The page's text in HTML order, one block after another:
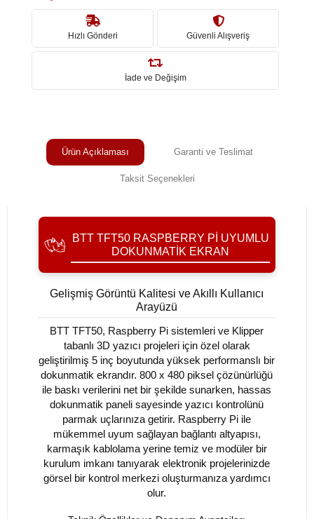
Hızlı Gönderi Güvenli Alışveriş
İade ve Değişim
Ürün Açıklaması Garanti ve Teslimat
Taksit Seçenekleri
BTT TFT50 RASPBERRY PI UYUMLU
DOKUNMATIK EKRAN
Gelişmiş Görüntü Kalitesi ve Akıllı Kullanıcı
Arayüzü
BTT TFT50, Raspberry Pi sistemleri ve Klipper
tabanlı 3D yazıcı projeleri için özel olarak
geliştirilmiş 5 inç boyutunda yüksek performanslı bir
dokunmatik ekrandır. 800 x 480 piksel çözünürlüğü
ile baskı verilerini net bir şekilde sunarken, hassas
dokunmatik paneli sayesinde yazıcı kontrolünü
parmak uçlarınıza getirir. Raspberry Pi ile
mükemmel uyum sağlayan bağlantı altyapısı,
karmaşık kablolama yerine temiz ve modüler bir
kurulum imkanı tanıyarak elektronik projelerinizde
görsel bir kontrol merkezi oluşturmanıza yardımcı
olur.